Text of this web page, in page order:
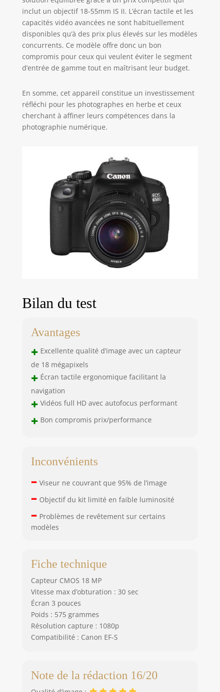
inclut un objectif 18-55mm IS II. L’écran tactile et les
capacités vidéo avancées ne sont habituellement
disponibles qu’à des prix plus élevés sur les modèles
concurrents. Ce modèle offre donc un bon
compromis pour ceux qui veulent éviter le segment
d’entrée de gamme tout en maîtrisant leur budget.
En somme, cet appareil constitue un investissement
réfléchi pour les photographes en herbe et ceux
cherchant à affiner leurs compétences dans la
photographie numérique.
Bilan du test
Avantages
+ Excellente qualité d’image avec un capteur
de 18 mégapixels
+ Écran tactile ergonomique facilitant la
navigation
+ Vidéos full HD avec autofocus performant
+ Bon compromis prix/performance
Inconvénients
– Viseur ne couvrant que 95% de l’image
– Objectif du kit limité en faible luminosité
– Problèmes de revêtement sur certains
modèles
Fiche technique
Capteur CMOS 18 MP
Vitesse max d’obturation : 30 sec
Écran 3 pouces
Poids : 575 grammes
Résolution capture : 1080p
Compatibilité : Canon EF-S
Note de la rédaction 16/20